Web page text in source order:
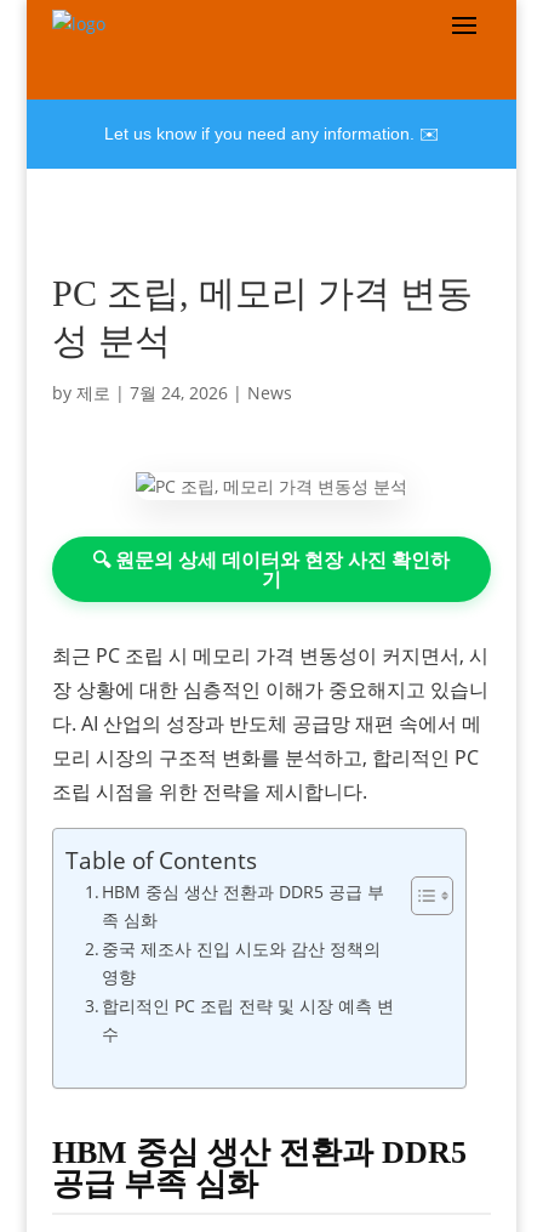
Let us know if you need any information. ✉️
PC 조립, 메모리 가격 변동
성 분석
by 제로 | 7월 24, 2026| News
🔍 원문의 상세 데이터와 현장 사진 확인하
기
최근 PC 조립 시 메모리 가격 변동성이 커지면서, 시
장 상황에 대한 심층적인 이해가 중요해지고 있습니
다. AI 산업의 성장과 반도체 공급망 재편 속에서 메
모리 시장의 구조적 변화를 분석하고, 합리적인 PC
조립 시점을 위한 전략을 제시합니다.
Table of Contents
HBM 중심 생산 전환과 DDR5 공급 부
족 심화
중국 제조사 진입 시도와 감산 정책의
영향
합리적인 PC 조립 전략 및 시장 예측 변
수
HBM 중심 생산 전환과 DDR5
공급 부족 심화